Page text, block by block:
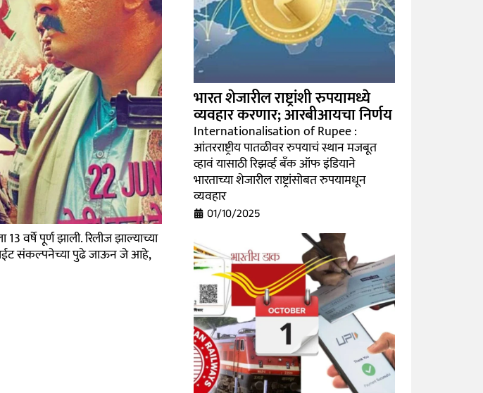
वर्षे पूर्ण झाली. रिलीज झाल्याच्या
संकल्पनेच्या पुढे जाऊन जे आहे,
भारत शेजारील राष्ट्रांशी रुपयामध्ये
व्यवहार करणार; आरबीआयचा निर्णय
Internationalisation of Rupee :
आंतरराष्ट्रीय पातळीवर रुपयाचं स्थान मजबूत
व्हावं यासाठी रिझर्व्ह बँक ऑफ इंडियाने
भारताच्या शेजारील राष्ट्रांसोबत रुपयामधून
व्यवहार
01/10/2025